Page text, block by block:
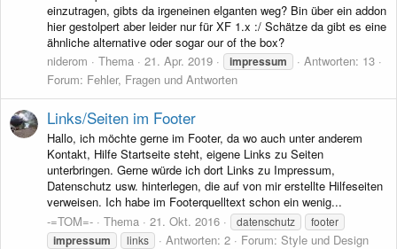
einzutragen, gibts da irgeneinen elganten weg? Bin über ein addon
hier gestolpert aber leider nur für XF 1.x :/ Schätze da gibt es eine
ähnliche alternative oder sogar our of the box?
niderom
Thema 21. Apr. 2019 impressum
Antworten: 13
Forum: Fehler, Fragen und Antworten
Links/Seiten im Footer
Hallo, ich möchte gerne im Footer, da wo auch unter anderem
Kontakt, Hilfe Startseite steht, eigene Links zu Seiten
unterbringen. Gerne würde ich dort Links zu Impressum,
Datenschutz usw. hinterlegen, die auf von mir erstellte Hilfeseiten
verweisen. Ich habe im Footerquelltext schon ein wenig...
-=TOM=-
Thema 21. Okt. 2016 datenschutz footer
impressum links Antworten: 2 Forum: Style und Design